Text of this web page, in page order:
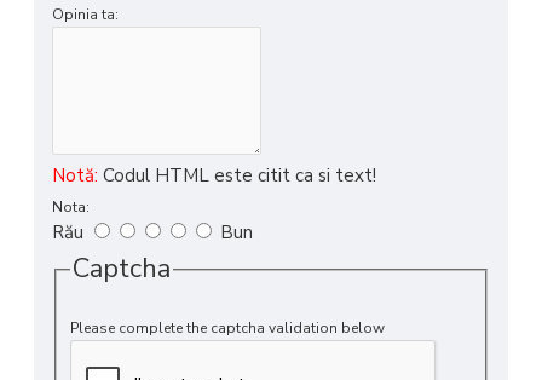
Opinia ta:
Notă: Codul HTML este citit ca si text!
Nota:
Rău Bun
Captcha
Please complete the captcha validation below